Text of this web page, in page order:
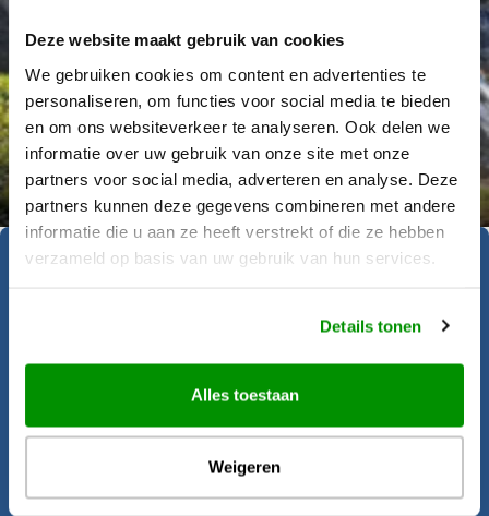
Deze website maakt gebruik van cookies
We gebruiken cookies om content en advertenties te
personaliseren, om functies voor social media te bieden
en om ons websiteverkeer te analyseren. Ook delen we
informatie over uw gebruik van onze site met onze
partners voor social media, adverteren en analyse. Deze
partners kunnen deze gegevens combineren met andere
informatie die u aan ze heeft verstrekt of die ze hebben
verzameld op basis van uw gebruik van hun services.
Details tonen
Alles toestaan
Weigeren
Déanne Wetzels
Geïnspireerd geraakt?
Krijgt u al zin om op reis te gaan? Onze
reisadviseurs helpen u graag bij het
samenstellen van deze rondreis.